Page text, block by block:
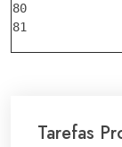
80
Tarefas